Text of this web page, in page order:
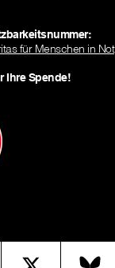
für Menschen in Not
Ihre Spende!